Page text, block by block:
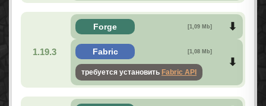
1.19.3
Forge [1,09 Mb]
Fabric [1,08 Mb]
требуется установить Fabric API